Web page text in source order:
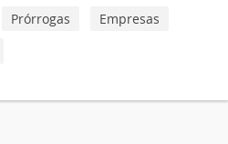
Prórrogas
Empresas